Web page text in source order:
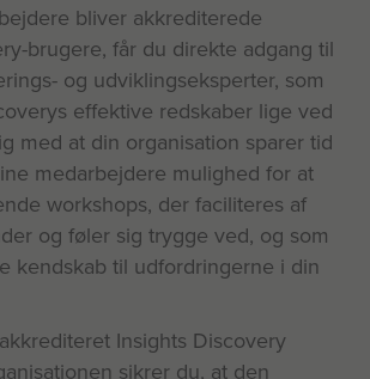
bliver akkrediterede
brugere, får du direkte adgang til
og udviklingseksperter, som
effektive redskaber lige ved
med at din organisation sparer tid
medarbejdere mulighed for at
workshops, der faciliteres af
og føler sig trygge ved, og som
kendskab til udfordringerne i din
Insights Discovery
sikrer du, at den